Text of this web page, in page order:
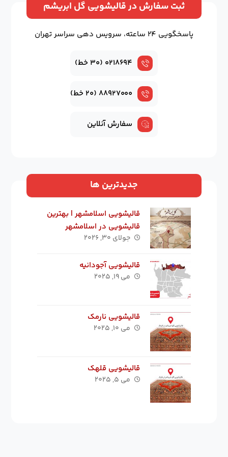
ثبت سفارش در قالیشویی گل ابریشم
پاسخگویی ۲۴ ساعته، سرویس دهی سراسر تهران
۰۲۱۸۶۹۴ (۳۰ خط)
۸۸۹۲۷۰۰۰ (۲۰ خط)
سفارش آنلاین
جدیدترین ها
قالیشویی اسلامشهر | بهترین
قالیشویی در اسلامشهر
جولای ۳۰, ۲۰۲۶
قالیشویی آجودانیه
می ۱۹, ۲۰۲۵
قالیشویی نارمک
می ۱۰, ۲۰۲۵
قالیشویی قلهک
می ۵, ۲۰۲۵